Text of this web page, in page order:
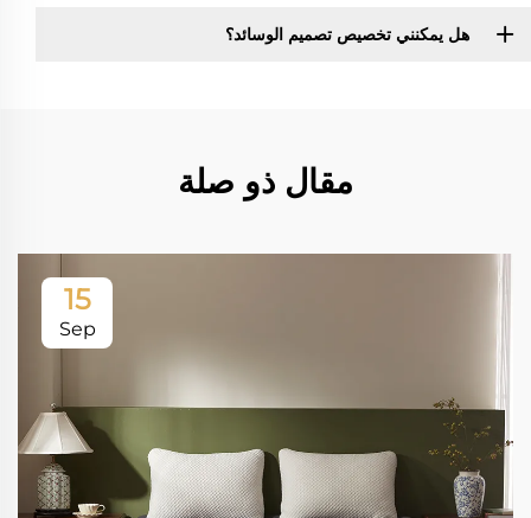
هل يمكنني تخصيص تصميم الوسائد؟
مقال ذو صلة
15
Sep